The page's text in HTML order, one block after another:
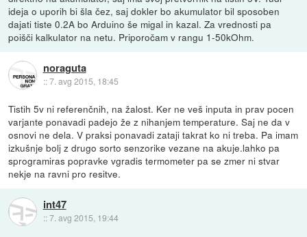
ideja o uporih bi šla čez, saj dokler bo akumulator bil sposoben
dajati tiste 0.2A bo Arduino še migal in kazal. Za vrednosti pa
poišči kalkulator na netu. Priporočam v rangu 1-50kOhm.
noraguta
::7. avg 2015, 18:45
Tistih 5v ni referenčnih, na žalost. Ker ne veš inputa in prav pocen
varjante ponavadi padejo že z nihanjem temperature. Saj ne da v
osnovi ne dela. V praksi ponavadi zataji takrat ko ni treba. Pa imam
izkušnje bolj z drugo sorto senzorike vezane na akuje.lahko pa
sprogramiras popravke vgradis termometer pa se zmer ni stvar
nekje na ravni pro resitve.
int47
::7. avg 2015, 19:44